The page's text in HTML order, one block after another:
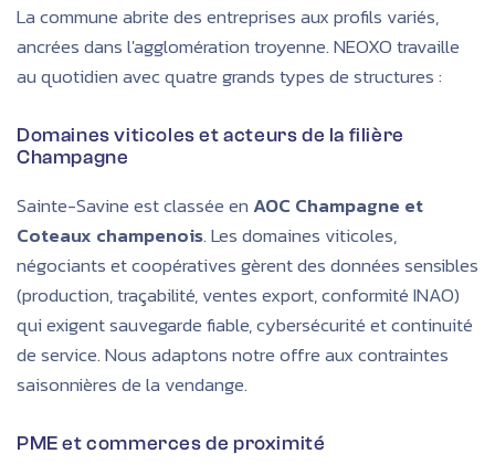
La commune abrite des entreprises aux profils variés,
ancrées dans l'agglomération troyenne. NEOXO travaille
au quotidien avec quatre grands types de structures :
Domaines viticoles et acteurs de la filière
Champagne
Sainte-Savine est classée enAOC Champagne et
Coteaux champenois. Les domaines viticoles,
négociants et coopératives gèrent des données sensibles
(production, traçabilité, ventes export, conformité INAO)
qui exigent sauvegarde fiable, cybersécurité et continuité
de service. Nous adaptons notre offre aux contraintes
saisonnières de la vendange.
PME et commerces de proximité